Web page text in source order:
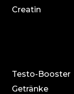
Creatin
Testo-Booster
Getränke